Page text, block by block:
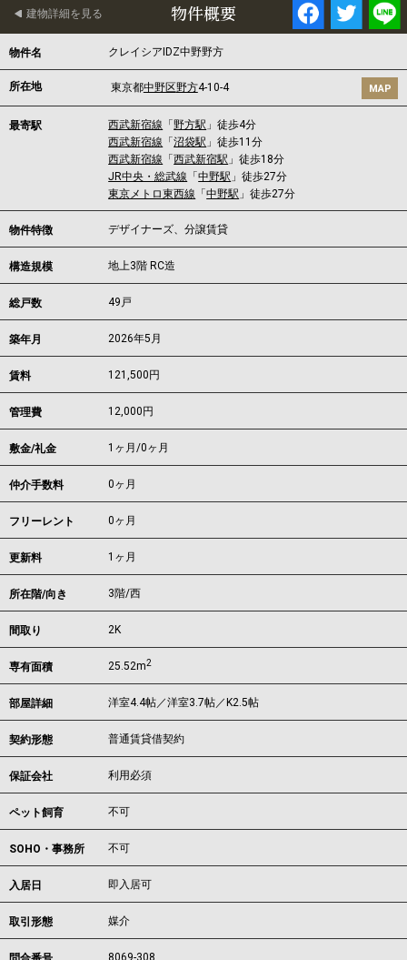
物件概要
建物詳細を見る
物件名 クレイシアIDZ中野野方
所在地 東京都中野区野方4-10-4 MAP
最寄駅 西武新宿線 「野方駅 」徒歩4分
西武新宿線 「沼袋駅 」徒歩11分
西武新宿線 「西武新宿駅 」徒歩18分
JR中央・総武線 「中野駅 」徒歩27分
東京メトロ東西線 「中野駅 」徒歩27分
物件特徴 デザイナーズ、分譲賃貸
構造規模 地上3階 RC造
総戸数 49戸
築年月 2026年5月
賃料 121,500 円
管理費 12,000円
敷金/礼金 1ヶ月/0ヶ月
仲介手数料 0ヶ月
フリーレント 0ヶ月
更新料 1ヶ月
所在階/向き 3階/西
間取り 2K
専有面積 25.52m2
部屋詳細 洋室4.4帖／洋室3.7帖／K2.5帖
契約形態 普通賃貸借契約
保証会社 利用必須
ペット飼育 不可
SOHO・事務所 不可
入居日 即入居可
取引形態 媒介